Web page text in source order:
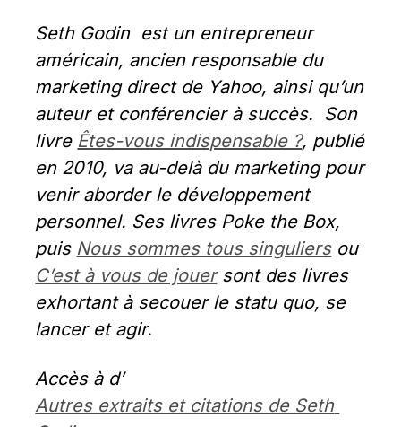
Seth Godin  est un entrepreneur
américain, ancien responsable du
marketing direct de Yahoo, ainsi qu’un
auteur et conférencier à succès.  Son
livre Êtes-vous indispensable ?, publié
en 2010, va au-delà du marketing pour
venir aborder le développement
personnel. Ses livres Poke the Box,
puis Nous sommes tous singuliers ou
C’est à vous de jouer sont des livres
exhortant à secouer le statu quo, se
lancer et agir.
Accès à d’
Autres extraits et citations de Seth